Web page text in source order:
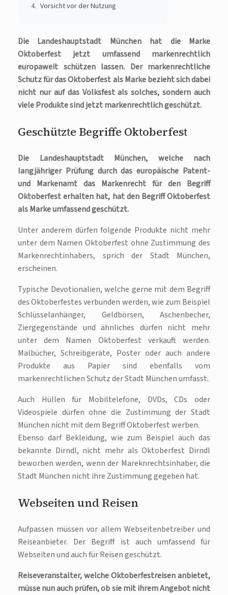
Vorsicht vor der Nutzung
Die Landeshauptstadt München hat die Marke
Oktoberfest jetzt umfassend markenrechtlich
europaweit schützen lassen. Der markenrechtliche
Schutz für das Oktoberfest als Marke bezieht sich dabei
nicht nur auf das Volksfest als solches, sondern auch
viele Produkte sind jetzt markenrechtlich geschützt.
Geschützte Begriffe Oktoberfest
Die Landeshauptstadt München, welche nach
langjähriger Prüfung durch das europäische Patent-
und Markenamt das Markenrecht für den Begriff
Oktoberfest erhalten hat, hat den Begriff Oktoberfest
als Marke umfassend geschützt.
Unter anderem dürfen folgende Produkte nicht mehr
unter dem Namen Oktoberfest ohne Zustimmung des
Markenrechtinhabers, sprich der Stadt München,
erscheinen.
Typische Devotionalien, welche gerne mit dem Begriff
des Oktoberfestes verbunden werden, wie zum Beispiel
Schlüsselanhänger, Geldbörsen, Aschenbecher,
Ziergegenstände und ähnliches dürfen nicht mehr
unter dem Namen Oktoberfest verkauft werden.
Malbücher, Schreibgeräte, Poster oder auch andere
Produkte aus Papier sind ebenfalls vom
markenrechtlichen Schutz der Stadt München umfasst.
Auch Hüllen für Mobiltelefone, DVDs, CDs oder
Videospiele dürfen ohne die Zustimmung der Stadt
München nicht mit dem Begriff Oktoberfest werben.
Ebenso darf Bekleidung, wie zum Beispiel auch das
bekannte Dirndl, nicht mehr als Oktoberfest Dirndl
beworben werden, wenn der Mareknrechtsinhaber, die
Stadt München nicht ihre Zustimmung gegeben hat.
Webseiten und Reisen
Aufpassen müssen vor allem Webseitenbetreiber und
Reiseanbieter. Der Begriff ist auch umfassend für
Webseiten und auch für Reisen geschützt.
Reiseveranstalter, welche Oktoberfestreisen anbietet,
müsse nun auch prüfen, ob sie mit ihrem Angebot nicht